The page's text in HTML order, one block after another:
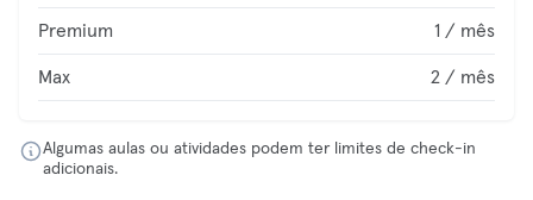
Premium 1 / mês
Max 2 / mês
Algumas aulas ou atividades podem ter limites de check-in
adicionais.